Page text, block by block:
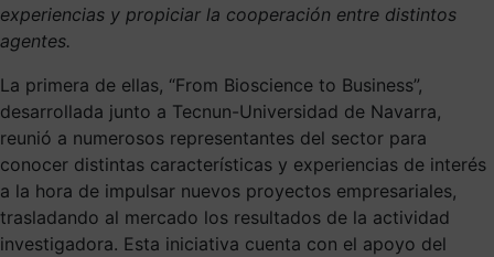
experiencias y propiciar la cooperación entre distintos
agentes.
La primera de ellas, “From Bioscience to Business”,
desarrollada junto a Tecnun-Universidad de Navarra,
reunió a numerosos representantes del sector para
conocer distintas características y experiencias de interés
a la hora de impulsar nuevos proyectos empresariales,
trasladando al mercado los resultados de la actividad
investigadora. Esta iniciativa cuenta con el apoyo del